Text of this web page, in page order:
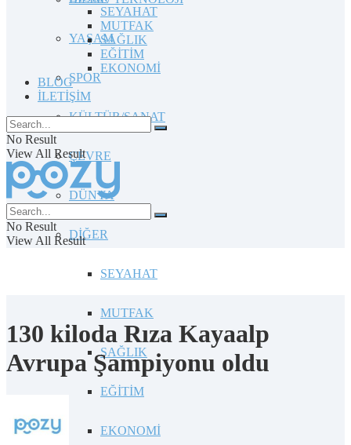
YAŞAM
SPOR
KÜLTÜR/SANAT
ÇEVRE
DÜNYA
DİĞER
SEYAHAT
MUTFAK
SAĞLIK
EĞİTİM
EKONOMİ
SEYAHAT
MUTFAK
SAĞLIK
EĞİTİM
EKONOMİ
BLOG
İLETİŞİM
No Result
View All Result
No Result
View All Result
130 kiloda Rıza Kayaalp
Avrupa Şampiyonu oldu